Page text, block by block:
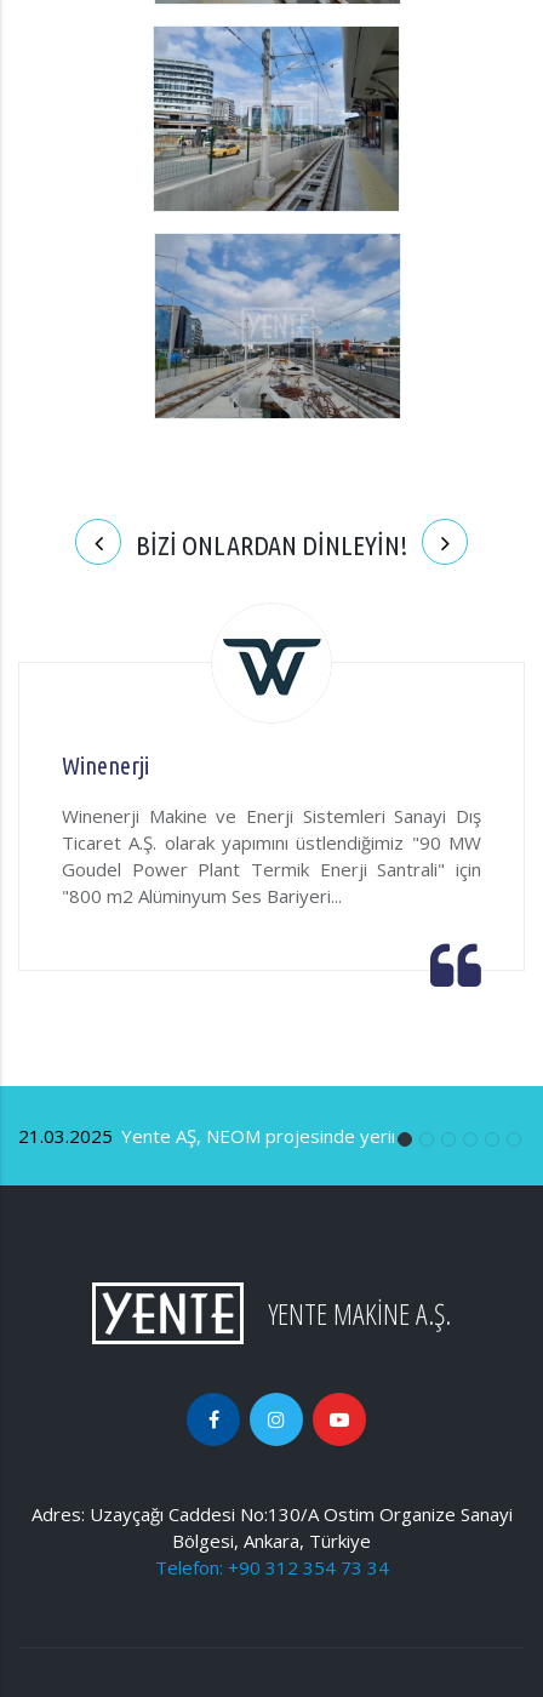
BİZİ ONLARDAN DİNLEYİN!
Winenerji
Winenerji Makine ve Enerji Sistemleri Sanayi Dış
Ticaret A.Ş. olarak yapımını üstlendiğimiz "90 MW
Goudel Power Plant Termik Enerji Santrali" için
"800 m2 Alüminyum Ses Bariyeri...
21.03.2025 Yente AŞ, NEOM projesinde yerini aldı.
YENTE MAKİNE A.Ş.
Adres: Uzayçağı Caddesi No:130/A Ostim Organize Sanayi
Bölgesi, Ankara, Türkiye
Telefon: +90 312 354 73 34